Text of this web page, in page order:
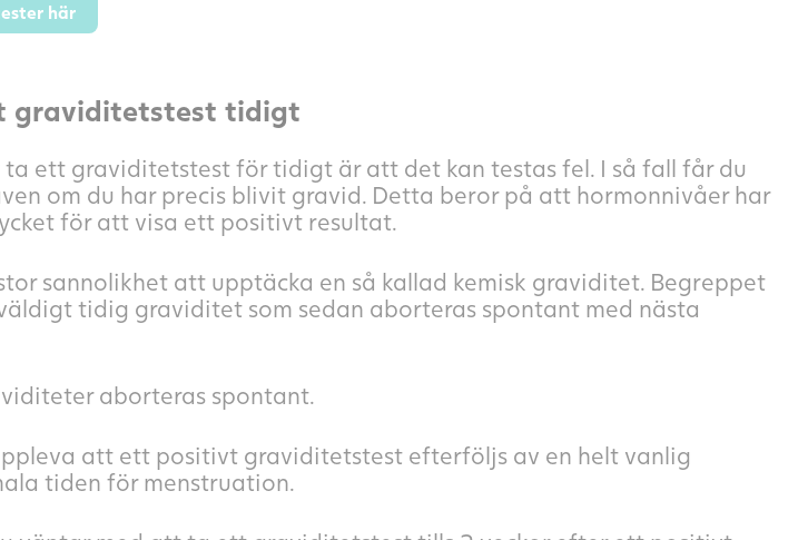
här
graviditetstest tidigt
ta ett graviditetstest för tidigt är att det kan testas fel. I så fall får du
om du har precis blivit gravid. Detta beror på att hormonnivåer har
för att visa ett positivt resultat.
sannolikhet att upptäcka en så kallad kemisk graviditet. Begreppet
tidig graviditet som sedan aborteras spontant med nästa
aborteras spontant.
att ett positivt graviditetstest efterföljs av en helt vanlig
tiden för menstruation.